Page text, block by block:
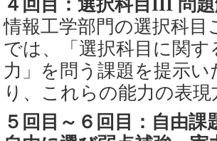
４回目：選択科目III 問
情報工学部門の選択科
では、「選択科目に関
力」を問う課題を提示
り、これらの能力の表
５回目～６回目：自由